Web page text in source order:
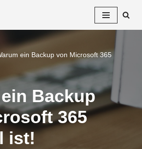
ein Backup von Microsoft 365
Backup
365
ist!